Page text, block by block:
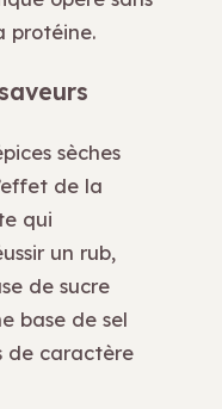
protéine.
sèches
de la
qui
un rub,
de sucre
base de sel
de caractère